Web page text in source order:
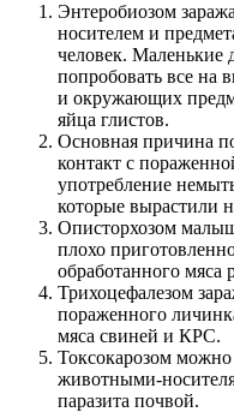
Энтеробиозом
носителем и
человек. Маленькие
попробовать все на
и окружающих
яйца глистов.
Основная причина
контакт с
употребление
которые вырастили
Описторхозом
плохо
обработанного мяса
Трихоцефалезом
пораженного
мяса свиней и КРС.
Токсокарозом можно
животными-
паразита почвой.